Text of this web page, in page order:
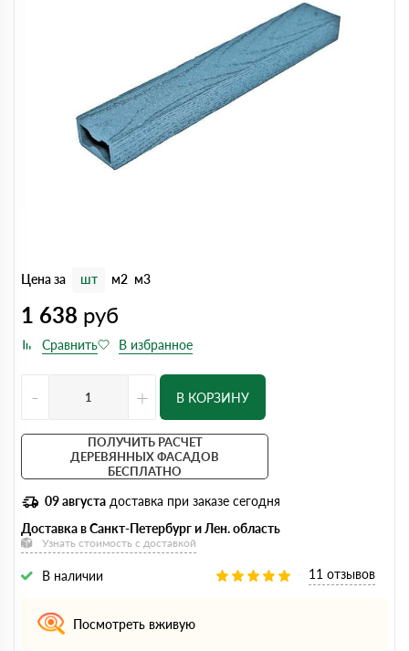
Цена за шт м2 м3
1 638 руб
- + В КОРЗИНУ
ПОЛУЧИТЬ РАСЧЕТ
ДЕРЕВЯННЫХ ФАСАДОВ
БЕСПЛАТНО
09 августа доставка при заказе сегодня
Доставка в Санкт-Петербург и Лен. область
Узнать стоимость с доставкой
В наличии 11 отзывов
Посмотреть вживую